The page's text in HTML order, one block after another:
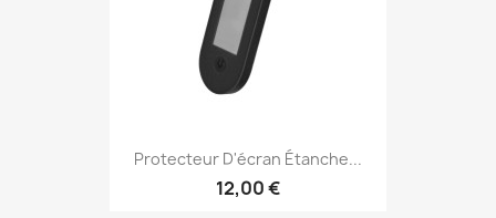
Protecteur D'écran Étanche...
12,00 €